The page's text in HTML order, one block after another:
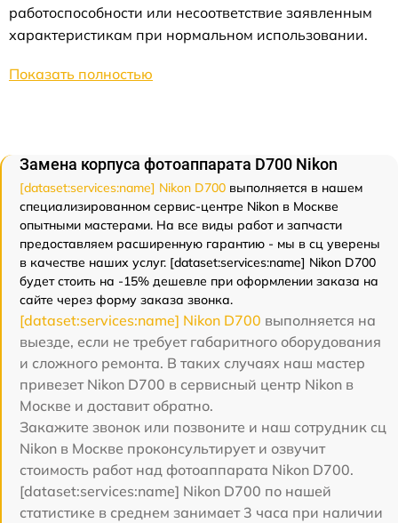
работоспособности или несоответствие заявленным
характеристикам при нормальном использовании.
Показать полностью
Замена корпуса фотоаппарата D700 Nikon
[dataset:services:name] Nikon D700 выполняется в нашем
специализированном сервис-центре Nikon в Москве
опытными мастерами. На все виды работ и запчасти
предоставляем расширенную гарантию - мы в сц уверены
в качестве наших услуг. [dataset:services:name] Nikon D700
будет стоить на -15% дешевле при оформлении заказа на
сайте через форму заказа звонка.
[dataset:services:name] Nikon D700 выполняется на
выезде, если не требует габаритного оборудования
и сложного ремонта. В таких случаях наш мастер
привезет Nikon D700 в сервисный центр Nikon в
Москве и доставит обратно.
Закажите звонок или позвоните и наш сотрудник сц
Nikon в Москве проконсультирует и озвучит
стоимость работ над фотоаппарата Nikon D700.
[dataset:services:name] Nikon D700 по нашей
статистике в среднем занимает 3 часа при наличии